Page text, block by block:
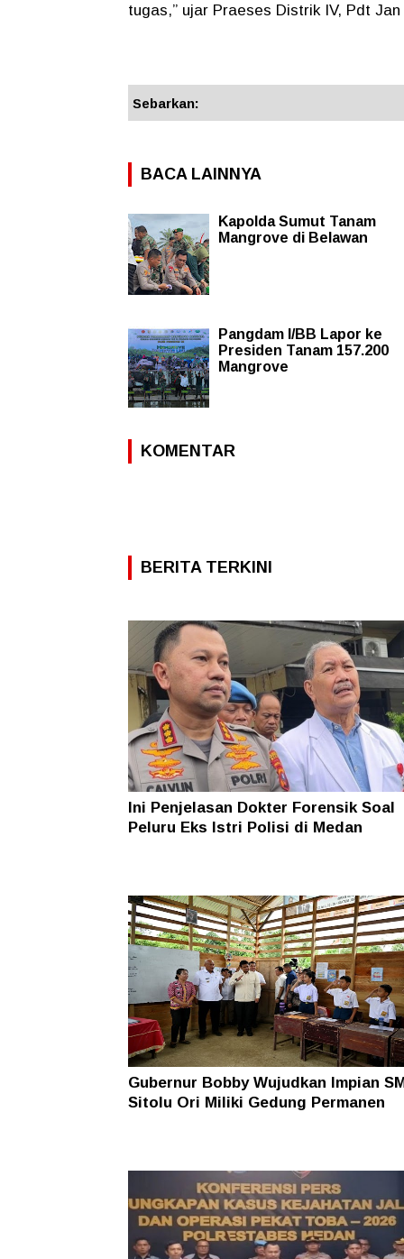
tugas,” ujar Praeses Distrik IV, Pdt
Sebarkan:
BACA LAINNYA
Kapolda Sumut Tanam
Mangrove di Belawan
Pangdam I/BB Lapor ke
Presiden Tanam 157.200
Mangrove
KOMENTAR
BERITA TERKINI
Ini Penjelasan Dokter Forensik Soal
Peluru Eks Istri Polisi di Medan
Gubernur Bobby Wujudkan Impian
Sitolu Ori Miliki Gedung Permanen